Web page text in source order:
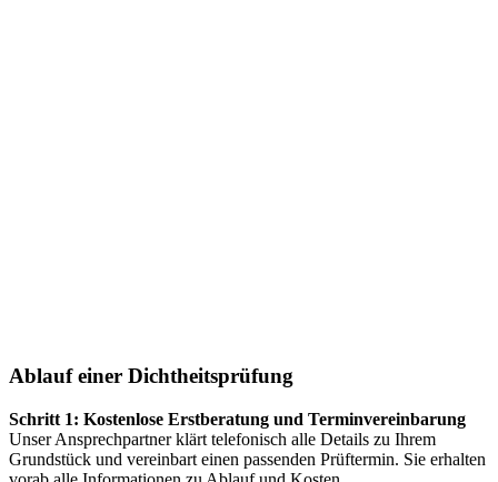
Ablauf einer Dichtheitsprüfung
Schritt 1: Kostenlose Erstberatung und Terminvereinbarung
Unser Ansprechpartner klärt telefonisch alle Details zu Ihrem
Grundstück und vereinbart einen passenden Prüftermin. Sie erhalten